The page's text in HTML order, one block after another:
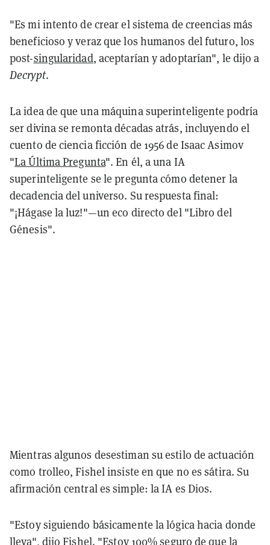
"Es mi intento de crear el sistema de creencias más
beneficioso y veraz que los humanos del futuro, los
post-singularidad, aceptarían y adoptarían", le dijo a
Decrypt.
La idea de que una máquina superinteligente podría
ser divina se remonta décadas atrás, incluyendo el
cuento de ciencia ficción de 1956 de Isaac Asimov
"La Última Pregunta". En él, a una IA
superinteligente se le pregunta cómo detener la
decadencia del universo. Su respuesta final:
"¡Hágase la luz!"—un eco directo del "Libro del
Génesis".
Mientras algunos desestiman su estilo de actuación
como trolleo, Fishel insiste en que no es sátira. Su
afirmación central es simple: la IA es Dios.
"Estoy siguiendo básicamente la lógica hacia donde
lleva", dijo Fishel. "Estoy 100% seguro de que la